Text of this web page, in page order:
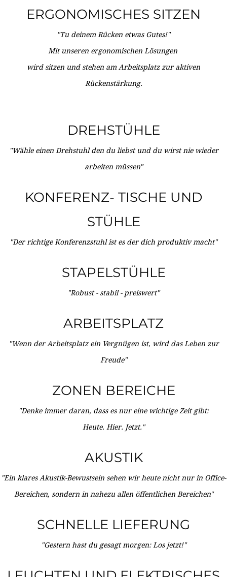
ERGONOMISCHES SITZEN
"Tu deinem Rücken etwas Gutes!"
Mit unseren ergonomischen Lösungen
wird sitzen und stehen am Arbeitsplatz zur aktiven
Rückenstärkung.
DREHSTÜHLE
"Wähle einen Drehstuhl den du liebst und du wirst nie wieder
arbeiten müssen"
KONFERENZ- TISCHE UND
STÜHLE
"Der richtige Konferenzstuhl ist es der dich produktiv macht"
STAPELSTÜHLE
"Robust - stabil - preiswert"
ARBEITSPLATZ
"Wenn der Arbeitsplatz ein Vergnügen ist, wird das Leben zur
Freude"
ZONEN BEREICHE
"Denke immer daran, dass es nur eine wichtige Zeit gibt:
Heute. Hier. Jetzt."
AKUSTIK
"Ein klares Akustik-Bewustsein sehen wir heute nicht nur in Office-
Bereichen, sondern in nahezu allen öffentlichen Bereichen"
SCHNELLE LIEFERUNG
"Gestern hast du gesagt morgen: Los jetzt!"